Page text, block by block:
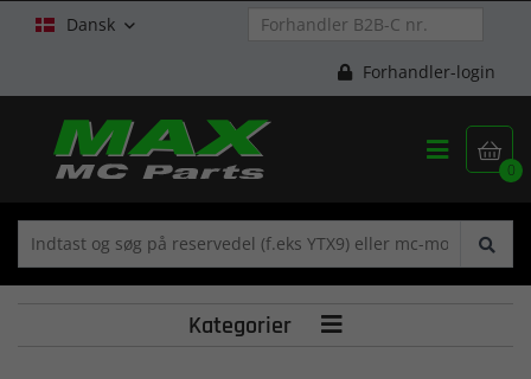
Dansk 
Forhandler-login

0

Kategorier 